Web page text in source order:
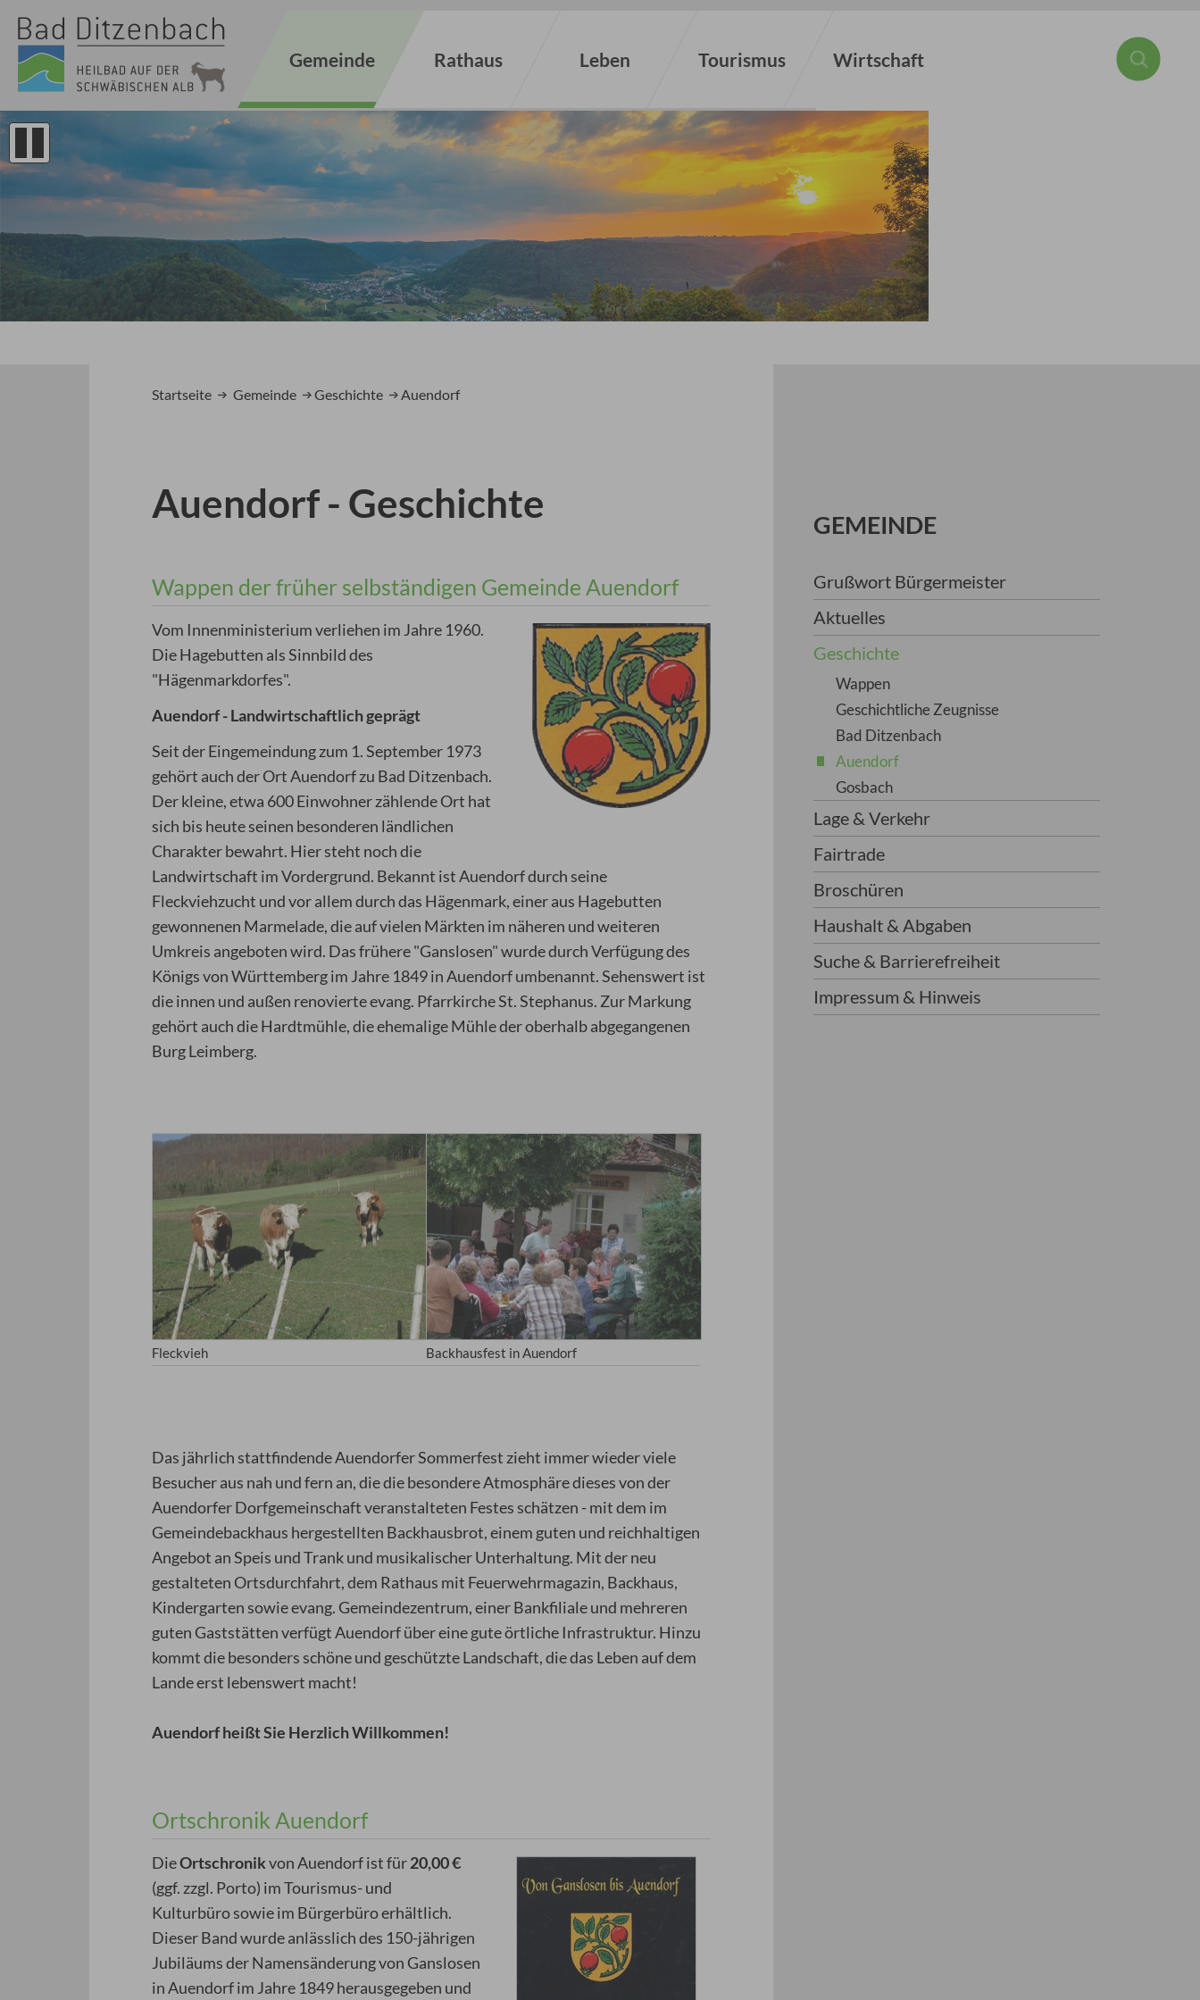
Gemeinde Rathaus Leben Tourismus Wirtschaft
Startseite Gemeinde Geschichte Auendorf
Auendorf - Geschichte
Wappen der früher selbständigen Gemeinde Auendorf
Vom Innenministerium verliehen im Jahre 1960.
Die Hagebutten als Sinnbild des
"Hägenmarkdorfes".
Auendorf - Landwirtschaftlich geprägt
Seit der Eingemeindung zum 1. September 1973
gehört auch der Ort Auendorf zu Bad Ditzenbach.
Der kleine, etwa 600 Einwohner zählende Ort hat
sich bis heute seinen besonderen ländlichen
Charakter bewahrt. Hier steht noch die
Landwirtschaft im Vordergrund. Bekannt ist Auendorf durch seine
Fleckviehzucht und vor allem durch das Hägenmark, einer aus Hagebutten
gewonnenen Marmelade, die auf vielen Märkten im näheren und weiteren
Umkreis angeboten wird. Das frühere "Ganslosen" wurde durch Verfügung des
Königs von Württemberg im Jahre 1849 in Auendorf umbenannt. Sehenswert ist
die innen und außen renovierte evang. Pfarrkirche St. Stephanus. Zur Markung
gehört auch die Hardtmühle, die ehemalige Mühle der oberhalb abgegangenen
Burg Leimberg.
Fleckvieh Backhausfest in Auendorf
Das jährlich stattfindende Auendorfer Sommerfest zieht immer wieder viele
Besucher aus nah und fern an, die die besondere Atmosphäre dieses von der
Auendorfer Dorfgemeinschaft veranstalteten Festes schätzen - mit dem im
Gemeindebackhaus hergestellten Backhausbrot, einem guten und reichhaltigen
Angebot an Speis und Trank und musikalischer Unterhaltung. Mit der neu
gestalteten Ortsdurchfahrt, dem Rathaus mit Feuerwehrmagazin, Backhaus,
Kindergarten sowie evang. Gemeindezentrum, einer Bankfiliale und mehreren
guten Gaststätten verfügt Auendorf über eine gute örtliche Infrastruktur. Hinzu
kommt die besonders schöne und geschützte Landschaft, die das Leben auf dem
Lande erst lebenswert macht!
Auendorf heißt Sie Herzlich Willkommen!
Ortschronik Auendorf
DieOrtschronikvon Auendorf ist für20,00 €
(ggf. zzgl. Porto) im Tourismus- und
Kulturbüro sowie im Bürgerbüro erhältlich.
Dieser Band wurde anlässlich des 150-jährigen
Jubiläums der Namensänderung von Ganslosen
in Auendorf im Jahre 1849 herausgegeben und
GEMEINDE
Grußwort Bürgermeister
Aktuelles
Geschichte
Wappen
Geschichtliche Zeugnisse
Bad Ditzenbach
Auendorf
Gosbach
Lage & Verkehr
Fairtrade
Broschüren
Haushalt & Abgaben
Suche & Barrierefreiheit
Impressum & Hinweis